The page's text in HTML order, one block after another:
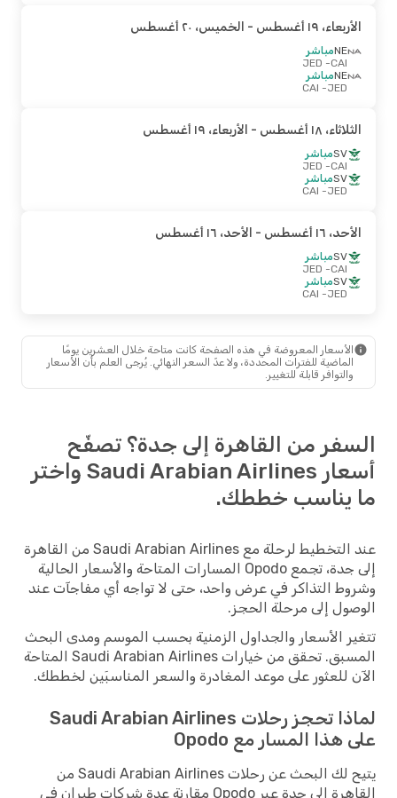
الأربعاء، ١٩ أغسطس - الخميس، ٢٠ أغسطس
NEمباشر
CAI
- JED
NEمباشر
JED
- CAI
الثلاثاء، ١٨ أغسطس - الأربعاء، ١٩ أغسطس
SVمباشر
CAI
- JED
SVمباشر
JED
- CAI
الأحد، ١٦ أغسطس - الأحد، ١٦ أغسطس
SVمباشر
CAI
- JED
SVمباشر
JED
- CAI
الأسعار المعروضة في هذه الصفحة كانت متاحة خلال العشرين يومًا
الماضية للفترات المحددة، ولا عدّ السعر النهائي. يُرجى العلم بأن الأسعار
والتوافر قابلة للتغيير.
السفر من القاهرة إلى جدة؟ تصفّح
أسعار Saudi Arabian Airlines واختر
ما يناسب خططك.
عند التخطيط لرحلة مع Saudi Arabian Airlines من القاهرة
إلى جدة، تجمع Opodo المسارات المتاحة والأسعار الحالية
وشروط التذاكر في عرض واحد، حتى لا تواجه أي مفاجآت عند
الوصول إلى مرحلة الحجز.
تتغير الأسعار والجداول الزمنية بحسب الموسم ومدى البحث
المسبق. تحقق من خيارات Saudi Arabian Airlines المتاحة
الآن للعثور على موعد المغادرة والسعر المناسبَين لخططك.
لماذا تحجز رحلات Saudi Arabian Airlines
على هذا المسار مع Opodo
يتيح لك البحث عن رحلات Saudi Arabian Airlines من
القاهرة إلى جدة عبر Opodo مقارنة عدة شركات طيران في